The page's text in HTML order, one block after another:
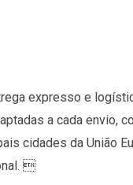
expresso e
a cada envio,
cidades da União
